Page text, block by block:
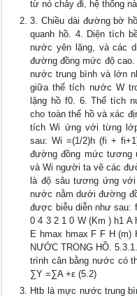
từ nó chảy đi, hệ thống
3. Chiều dài đường bờ
quanh hồ. 4. Diện tích
nước yên lặng, và các
đường đồng mức độ cao.
nước trung bình và lớn
giữa thể tích nước W
lặng hồ f0. 6. Thể tích
cho toàn thể hồ và xác
tích Wi ứng với từng
sau: Wi =(1/2)h (fi +
đường đồng mức tương
và Wi người ta vẽ các
là độ sâu tương ứng
nước nằm dưới đường
được biễu diễn như sau:
0 4 3 2 1 0 W (Km ) h1 A
E hmax hmax F F H (m)
NƯỚC TRONG HỒ.
trình cân bằng nước có
∑Y =∑A +ε (5.2)
Htb là mực nước trung